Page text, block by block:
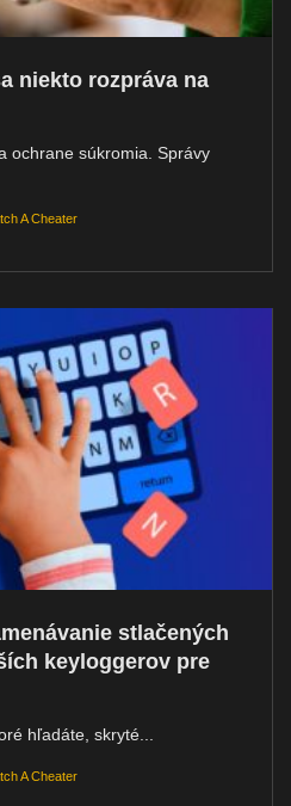
niekto rozpráva na
ochrane súkromia. Správy
A Cheater
stlačených
keyloggerov pre
hľadáte, skryté...
A Cheater